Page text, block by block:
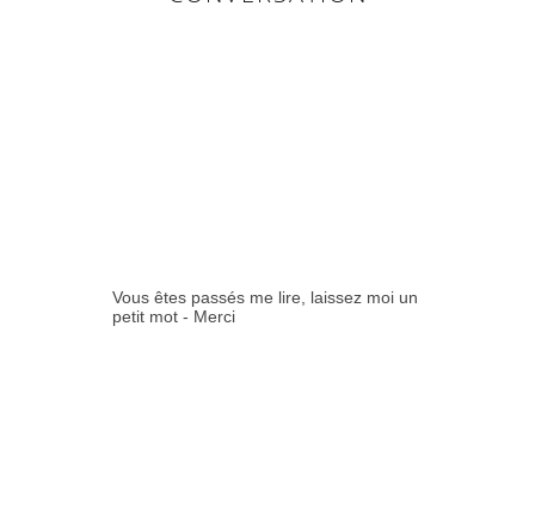
Vous êtes passés me lire, laissez moi un
petit mot - Merci